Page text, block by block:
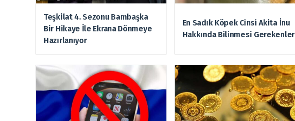
Teşkilat 4. Sezonu Bambaşka
Bir Hikaye İle Ekrana Dönmeye
Hazırlanıyor
En Sadık Köpek Cinsi Akita İnu
Hakkında Bilinmesi Gerekenler